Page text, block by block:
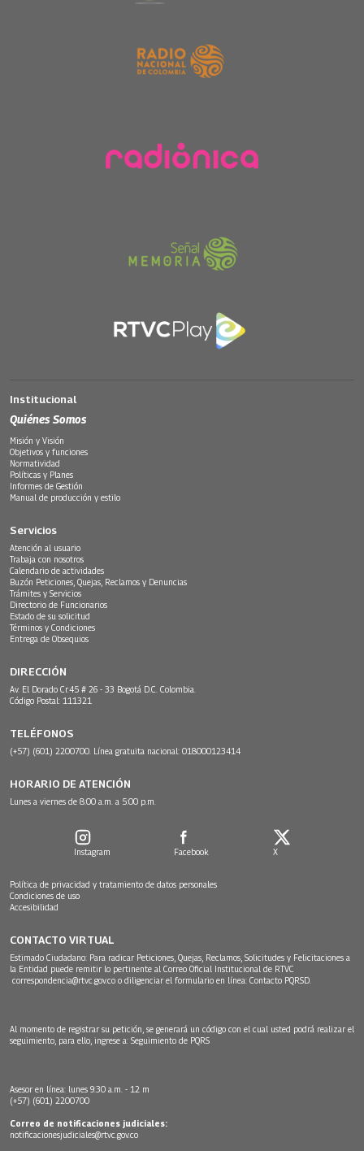
Institucional
Quiénes Somos
Misión y Visión
Objetivos y funciones
Normatividad
Políticas y Planes
Informes de Gestión
Manual de producción y estilo
Servicios
Atención al usuario
Trabaja con nosotros
Calendario de actividades
Buzón Peticiones, Quejas, Reclamos y Denuncias
Trámites y Servicios
Directorio de Funcionarios
Estado de su solicitud
Términos y Condiciones
Entrega de Obsequios
DIRECCIÓN
Av. El Dorado Cr.45 # 26 - 33 Bogotá D.C. Colombia.
Código Postal: 111321
TELÉFONOS
(+57) (601) 2200700. Línea gratuita nacional: 018000123414
HORARIO DE ATENCIÓN
Lunes a viernes de 8:00 a.m. a 5:00 p.m.
Instagram Facebook X
Política de privacidad y tratamiento de datos personales
Condiciones de uso
Accesibilidad
CONTACTO VIRTUAL
Estimado Ciudadano: Para radicar Peticiones, Quejas, Reclamos, Solicitudes y Felicitaciones a
la Entidad puede remitir lo pertinente al Correo Oficial Institucional de RTVC
correspondencia@rtvc.gov.co o diligenciar el formulario en línea: Contacto PQRSD.
Al momento de registrar su petición, se generará un código con el cual usted podrá realizar el
seguimiento, para ello, ingrese a: Seguimiento de PQRS
Asesor en línea: lunes 9:30 a.m. - 12 m
(+57) (601) 2200700
Correo de notificaciones judiciales:
notificacionesjudiciales@rtvc.gov.co